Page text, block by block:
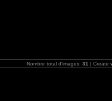
Nombre total d'images: 31 | Create